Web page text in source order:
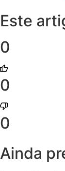
Este
0
0
0
Ainda